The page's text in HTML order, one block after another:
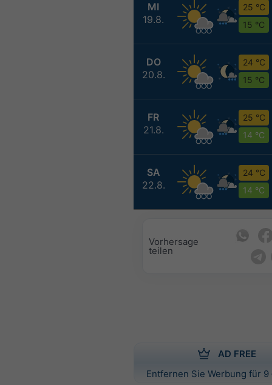
MI
19.8.
25 °C
15 °C
DO
20.8.
24 °C
15 °C
FR
21.8.
25 °C
14 °C
SA
22.8.
24 °C
14 °C
Vorhersage
teilen
AD FREE
Entfernen Sie Werbung für